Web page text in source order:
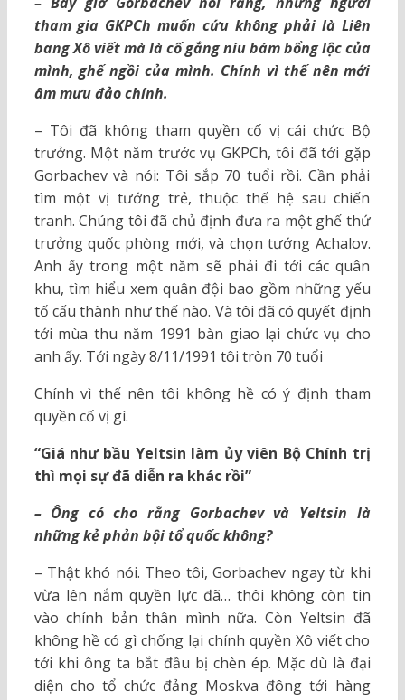
tham gia GKPCh muốn cứu không phải là Liên
bang Xô viết mà là cố gắng níu bám bổng lộc của
mình, ghế ngồi của mình. Chính vì thế nên mới
âm mưu đảo chính.
– Tôi đã không tham quyền cố vị cái chức Bộ
trưởng. Một năm trước vụ GKPCh, tôi đã tới gặp
Gorbachev và nói: Tôi sắp 70 tuổi rồi. Cần phải
tìm một vị tướng trẻ, thuộc thế hệ sau chiến
tranh. Chúng tôi đã chủ định đưa ra một ghế thứ
trưởng quốc phòng mới, và chọn tướng Achalov.
Anh ấy trong một năm sẽ phải đi tới các quân
khu, tìm hiểu xem quân đội bao gồm những yếu
tố cấu thành như thế nào. Và tôi đã có quyết định
tới mùa thu năm 1991 bàn giao lại chức vụ cho
anh ấy. Tới ngày 8/11/1991 tôi tròn 70 tuổi
Chính vì thế nên tôi không hề có ý định tham
quyền cố vị gì.
“Giá như bầu Yeltsin làm ủy viên Bộ Chính trị
thì mọi sự đã diễn ra khác rồi”
– Ông có cho rằng Gorbachev và Yeltsin là
những kẻ phản bội tổ quốc không?
– Thật khó nói. Theo tôi, Gorbachev ngay từ khi
vừa lên nắm quyền lực đã… thôi không còn tin
vào chính bản thân mình nữa. Còn Yeltsin đã
không hề có gì chống lại chính quyền Xô viết cho
tới khi ông ta bắt đầu bị chèn ép. Mặc dù là đại
diện cho tổ chức đảng Moskva đông tới hàng